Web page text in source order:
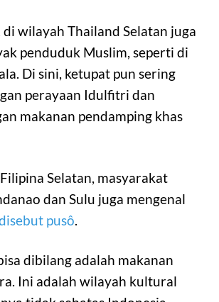
di wilayah Thailand Selatan juga
penduduk Muslim, seperti di
Di sini, ketupat pun sering
perayaan Idulfitri dan
makanan pendamping khas
Selatan, masyarakat
dan Sulu juga mengenal
pusô
dibilang adalah makanan
Ini adalah wilayah kultural